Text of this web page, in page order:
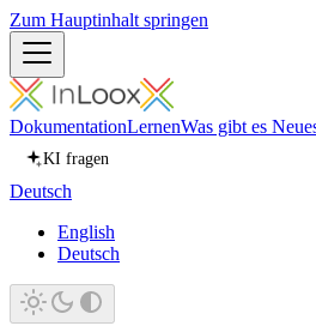
Zum Hauptinhalt springen
DokumentationLernenWas gibt es
KI fragen
Deutsch
English
Deutsch